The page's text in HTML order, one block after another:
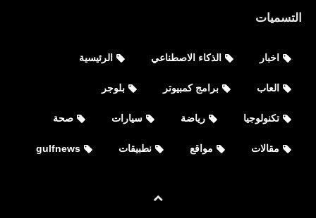
Steam
التسميات
اخبار الذكاء الاصطناعي الرئيسية
العاب برامج كمبيوتر بلوجر
تكنولوجيا رياضة سيارات صحة
مقالات مواقع نطبيقات gulfnews